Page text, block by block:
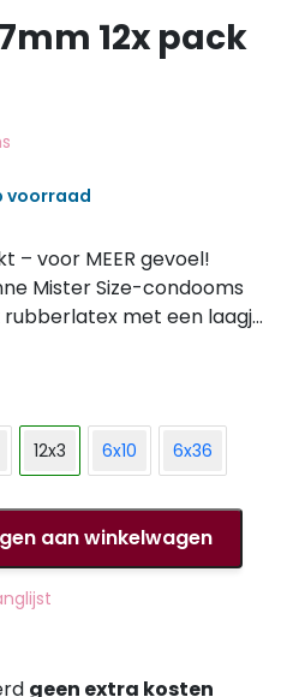
12x pack
voorraad
– voor MEER gevoel!
Mister Size-condooms
met een laagje
Op de
balk in het
voor de penis
is geschikt voor een
12x3 6x10 6x36
aan winkelwagen
geen extra kosten